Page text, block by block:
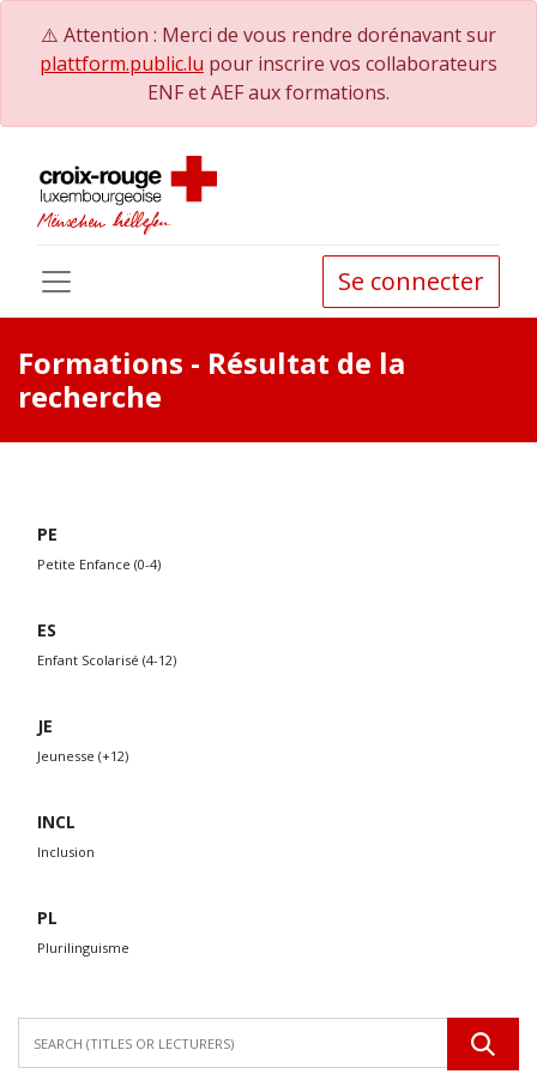
⚠️ Attention : Merci de vous rendre dorénavant sur
plattform.public.lu pour inscrire vos collaborateurs
ENF et AEF aux formations.
Se connecter
Formations - Résultat de la
recherche
PE
Petite Enfance (0-4)
ES
Enfant Scolarisé (4-12)
JE
Jeunesse (+12)
INCL
Inclusion
PL
Plurilinguisme